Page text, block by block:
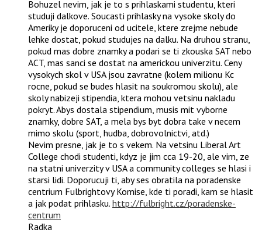
Bohuzel nevim, jak je to s prihlaskami studentu, kteri
studuji dalkove. Soucasti prihlasky na vysoke skoly do
Ameriky je doporuceni od ucitele, ktere zrejme nebude
lehke dostat, pokud studujes na dalku. Na druhou stranu,
pokud mas dobre znamky a podari se ti zkouska SAT nebo
ACT, mas sanci se dostat na americkou univerzitu. Ceny
vysokych skol v USA jsou zavratne (kolem milionu Kc
rocne, pokud se budes hlasit na soukromou skolu), ale
skoly nabizeji stipendia, ktera mohou vetsinu nakladu
pokryt. Abys dostala stipendium, musis mit vyborne
znamky, dobre SAT, a mela bys byt dobra take v necem
mimo skolu (sport, hudba, dobrovolnictvi, atd.)
Nevim presne, jak je to s vekem. Na vetsinu Liberal Art
College chodi studenti, kdyz je jim cca 19-20, ale vim, ze
na statni univerzity v USA a community colleges se hlasi i
starsi lidi. Doporucuji ti, aby ses obratila na poradenske
centrium Fulbrightovy Komise, kde ti poradi, kam se hlasit
a jak podat prihlasku. http://fulbright.cz/poradenske-
centrum
Radka